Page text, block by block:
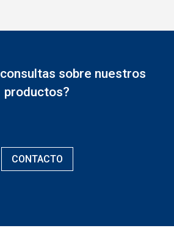
sobre nuestros
productos?
CONTACTO